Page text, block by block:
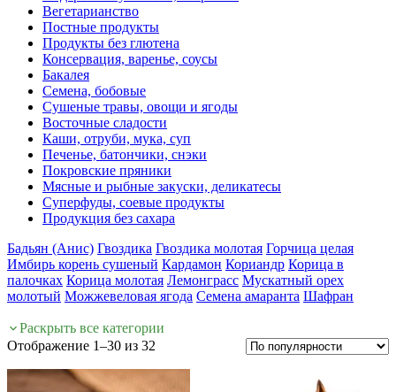
Вегетарианство
Постные продукты
Продукты без глютена
Консервация, варенье, соусы
Бакалея
Семена, бобовые
Сушеные травы, овощи и ягоды
Восточные сладости
Каши, отруби, мука, суп
Печенье, батончики, снэки
Покровские пряники
Мясные и рыбные закуски, деликатесы
Суперфуды, соевые продукты
Продукция без сахара
Бадьян (Анис) Гвоздика Гвоздика молотая Горчица целая
Имбирь корень сушеный Кардамон Кориандр Корица в
палочках Корица молотая Лемонграсс Мускатный орех
молотый Можжевеловая ягода Семена амаранта Шафран
Раскрыть все категории
Отображение 1–30 из 32